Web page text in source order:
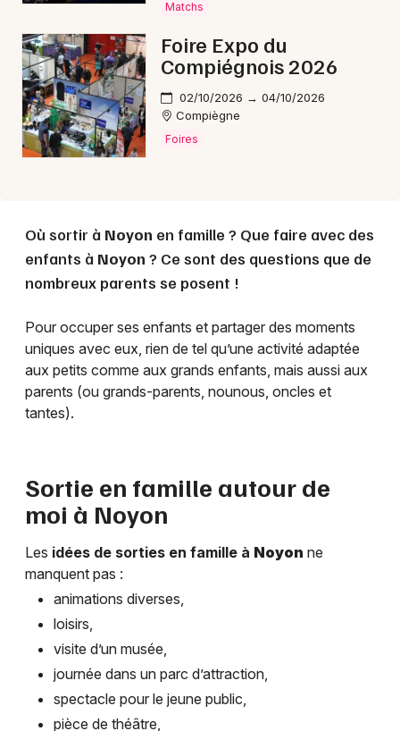
Mon email
Je m'abonne
Matchs
Foire Expo du
Compiégnois 2026
02/10/2026 → 04/10/2026
Compiègne
Foires
Où sortir à Noyon en famille ? Que faire avec des
enfants à Noyon ? Ce sont des questions que de
nombreux parents se posent !
Pour occuper ses enfants et partager des moments
uniques avec eux, rien de tel qu’une activité adaptée
aux petits comme aux grands enfants, mais aussi aux
parents (ou grands-parents, nounous, oncles et
tantes).
Sortie en famille autour de
moi à Noyon
Les idées de sorties en famille à Noyon ne
manquent pas :
animations diverses,
loisirs,
visite d’un musée,
journée dans un parc d’attraction,
spectacle pour le jeune public,
pièce de théâtre,